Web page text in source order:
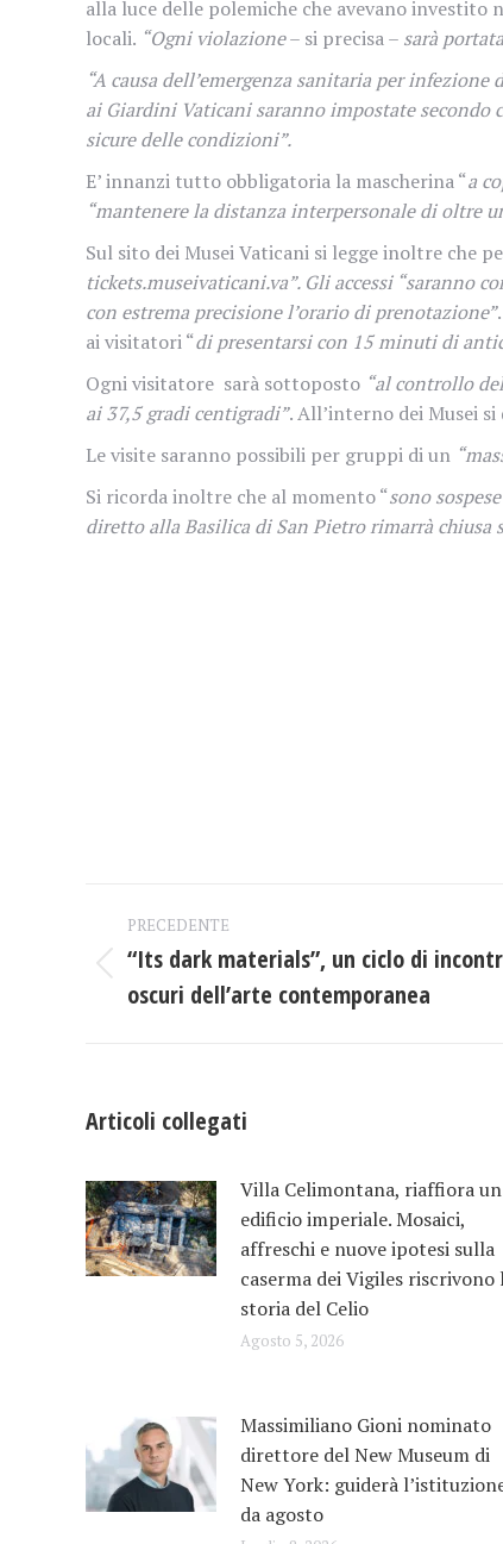
alla luce delle polemiche che avevano investito
locali. “Ogni violazione– si precisa – sarà
“A causa dell’emergenza sanitaria per infezione
ai Giardini Vaticani saranno impostate
sicure delle condizioni”.
E’ innanzi tutto obbligatoria la mascherina“a
“mantenere la distanza interpersonale di oltre
Sul sito dei Musei Vaticani si legge inoltre che
tickets.museivaticani.va”. Gli accessi “saranno
con estrema precisione l’orario di prenotazione”
ai visitatori “di presentarsi con 15 minuti di
Ogni visitatore sarà sottoposto “al controllo
ai 37,5 gradi centigradi”. All’interno dei Musei si
Le visite saranno possibili per gruppi di un
Si ricorda inoltre che al momento “sono
diretto alla Basilica di San Pietro rimarrà chiusa
Naviga
tra
PRECEDENTE
Post
precedente:
“Its dark materials”, un ciclo di
oscuri dell’arte contemporanea
Articoli collegati
Villa Celimontana, riaffiora un
edificio imperiale. Mosaici,
affreschi e nuove ipotesi sulla
caserma dei Vigiles riscrivono
storia del Celio
Agosto 5, 2026
Massimiliano Gioni nominato
direttore del New Museum di
New York: guiderà
da agosto